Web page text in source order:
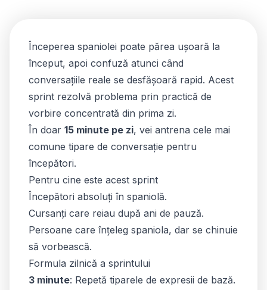
Începerea spaniolei poate părea ușoară la
început, apoi confuză atunci când
conversațiile reale se desfășoară rapid. Acest
sprint rezolvă problema prin practică de
vorbire concentrată din prima zi.
În doar 15 minute pe zi, vei antrena cele mai
comune tipare de conversație pentru
începători.
Pentru cine este acest sprint
Începători absoluți în spaniolă.
Cursanți care reiau după ani de pauză.
Persoane care înțeleg spaniola, dar se chinuie
să vorbească.
Formula zilnică a sprintului
3 minute: Repetă tiparele de expresii de bază.